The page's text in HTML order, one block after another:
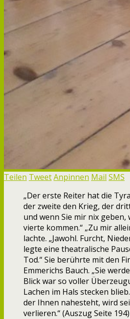
Teilen TweetAnpinnen Mail SMS
„Der erste Reiter hat die
der zweite den Krieg, der
und wenn Sie mir nix geben,
vierte kommen.“ „Zu mir
lachte. „Jawohl. Furcht,
legte eine theatralische
Tod.“ Sie berührte mit den
Emmerichs Bauch. „Sie
Blick war so voller
Lachen im Hals stecken
der Ihnen nahesteht, wird
verlieren.“ (Auszug Seite 194)